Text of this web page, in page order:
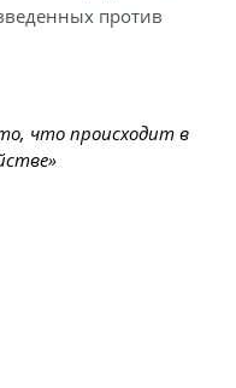
против
что происходит в